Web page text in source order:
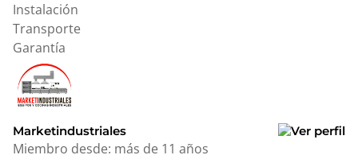
Instalación
Transporte
Garantía
Marketindustriales
Miembro desde: más de 11 años